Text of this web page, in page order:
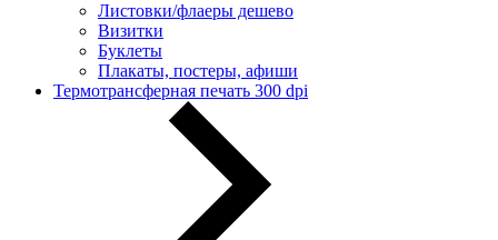
Листовки/флаеры дешево
Визитки
Буклеты
Плакаты, постеры, афиши
Термотрансферная печать 300 dpi